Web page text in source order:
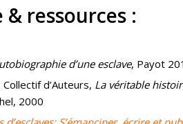
ressources :
d’une esclave, Payot
Collectif d’Auteurs, La véritable
2000